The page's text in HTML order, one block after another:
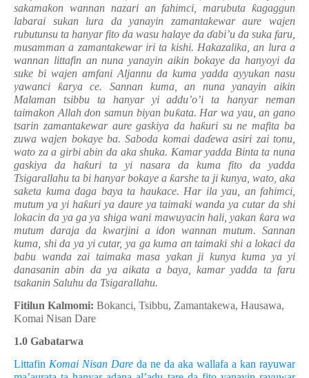
sakamakon wannan nazari an fahimci, marubutaƙagaggun
labarai sukan lura da yanayin zamantakewar aure wajen
rubutunsu ta hanyar fito da wasu halaye da ɗabi’u da suka faru,
musamman a zamantakewar iri ta kishi. Hakazalika, an lura a
wannan littafin an nuna yanayin aikin bokaye da hanyoyi da
suke bi wajen amfani Aljannu da kuma yadda ayyukan nasu
yawanci ƙarya ce. Sannan kuma, an nuna yanayin aikin
Malaman tsibbu ta hanyar yi addu’o’i ta hanyar neman
taimakon Allah don samun biyan buƙata. Har wa yau, an gano
tsarin zamantakewar aure gaskiya da haƙuri su ne mafita ba
zuwa wajen bokaye ba. Saboda komai daɗewa asiri zai tonu,
wato za a girbi abin da aka shuka. Kamar yadda Binta ta nuna
gaskiya da haƙuri ta yi nasara da kuma fito da yadda
Tsigarallahu ta bi hanyar bokaye a ƙarshe ta ji kunya, wato, aka
saketa kuma daga baya ta haukace. Har ila yau, an fahimci,
mutum ya yi haƙuri ya daure ya taimaki wanda ya cutar da shi
lokacin da ya ga ya shiga wani mawuyacin hali, yakan ƙara wa
mutum daraja da kwarjini a idon wannan mutum. Sannan
kuma, shi da ya yi cutar, ya ga kuma an taimaki shi a lokaci da
babu wanda zai taimaka masa yakan ji kunya kuma ya yi
danasanin abin da ya aikata a baya, kamar yadda ta faru
tsakanin Saluhu da Tsigarallahu.
Fitilun Kalmomi: Bokanci, Tsibbu, Zamantakewa, Hausawa,
Komai Nisan Dare
1.0 Gabatarwa
Littafin Komai Nisan Dare da ne da aka wallafa a kan rayuwar